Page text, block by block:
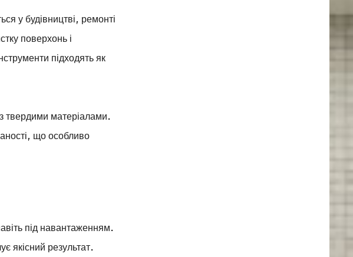
у будівництві, ремонті
поверхонь і
підходять як
з твердими матеріалами.
що особливо
під навантаженням.
якісний результат.